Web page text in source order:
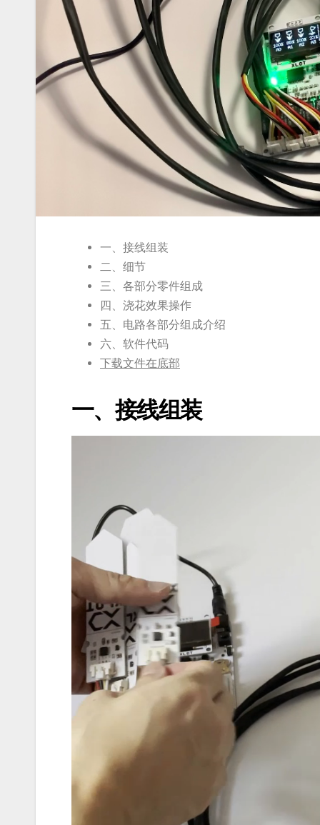
一、接线组装
二、细节
三、各部分零件组成
四、浇花效果操作
五、电路各部分组成介绍
六、软件代码
下载文件在底部
一、接线组装